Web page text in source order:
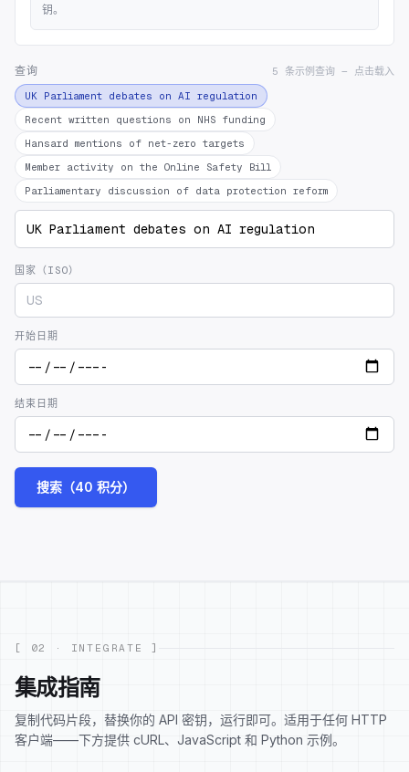
钥。
查询 5 条示例查询 — 点击载入
UK Parliament debates on AI regulation
Recent written questions on NHS funding
Hansard mentions of net-zero targets
Member activity on the Online Safety Bill
Parliamentary discussion of data protection reform
国家（ISO）
开始日期
结束日期
搜索（40 积分）
[ 02 · INTEGRATE ]
集成指南
复制代码片段，替换你的 API 密钥，运行即可。适用于任何 HTTP
客户端——下方提供 cURL、JavaScript 和 Python 示例。